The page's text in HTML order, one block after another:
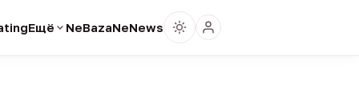
Ещё NeBazaNeNews